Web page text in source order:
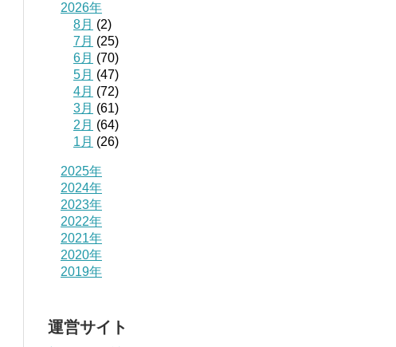
2026年
8月 (2)
7月 (25)
6月 (70)
5月 (47)
4月 (72)
3月 (61)
2月 (64)
1月 (26)
2025年
2024年
2023年
2022年
2021年
2020年
2019年
運営サイト